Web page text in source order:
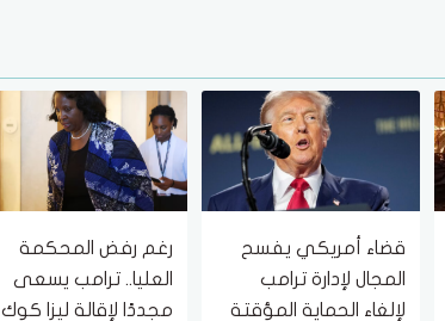
قضاء أمريكي يفسح
المجال لإدارة ترامب
لإلغاء الحماية المؤقتة
رغم رفض المحكمة
العليا.. ترامب يسعى
مجددًا لإقالة ليزا كوك